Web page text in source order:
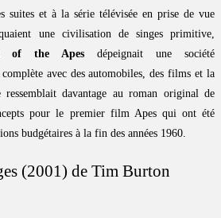
suites et à la série télévisée en prise de vue
une civilisation de singes primitive,
of the Apes dépeignait une société
avec des automobiles, des films et la
davantage au roman original de
pour le premier film Apes qui ont été
budgétaires à la fin des années 1960.
(2001) de Tim Burton